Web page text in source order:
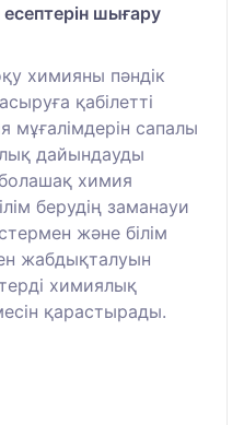
шығару
химияны пәндік
қабілетті
мұғалімдерін сапалы
дайындауды
химия
берудің заманауи
және білім
жабдықталуын
химиялық
қарастырады.